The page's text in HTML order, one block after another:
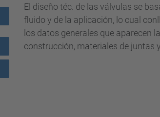
El diseño téc. de las válvulas se
fluido y de la aplicación, lo cual
los datos generales que aparecen
construcción, materiales de juntas